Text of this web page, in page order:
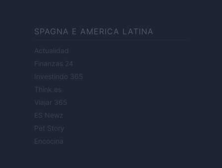
SPAGNA E AMERICA LATINA
Actualidad
Finanzas 24
Investindo 365
Think.es
Viajar 365
ES Newz
Pet Story
Encocina